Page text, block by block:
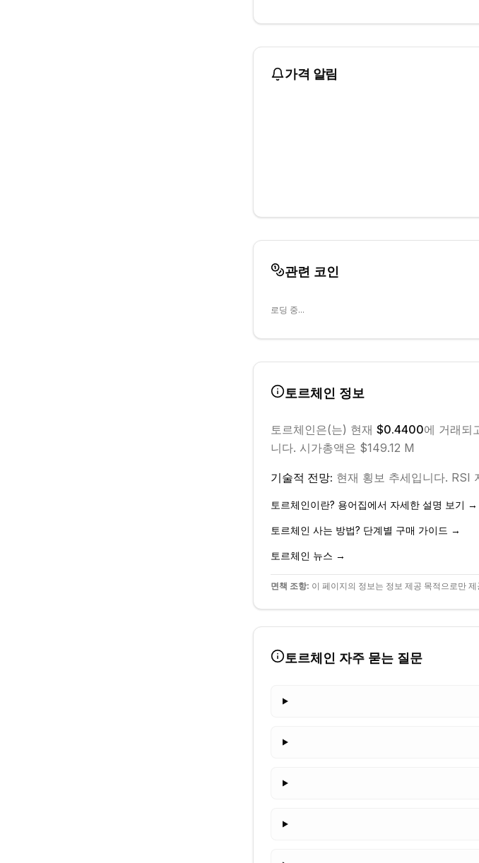
가격 알림
관련 코인
로딩 중...
토르체인 정보
토르체인은(는) 현재 $0.4400에 거래되
니다. 시가총액은 $149.12 M
기술적 전망: 현재 횡보 추세입니다. RSI
토르체인이란? 용어집에서 자세한 설명 보기 →
토르체인 사는 방법? 단계별 구매 가이드 →
토르체인 뉴스 →
면책 조항: 이 페이지의 정보는 정보 제공 목적으로만
토르체인 자주 묻는 질문